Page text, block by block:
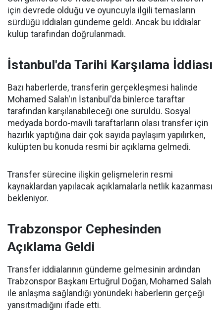
için devrede olduğu ve oyuncuyla ilgili temasların
sürdüğü iddiaları gündeme geldi. Ancak bu iddialar
kulüp tarafından doğrulanmadı.
İstanbul'da Tarihi Karşılama İddiası
Bazı haberlerde, transferin gerçekleşmesi halinde
Mohamed Salah'ın İstanbul'da binlerce taraftar
tarafından karşılanabileceği öne sürüldü. Sosyal
medyada bordo-mavili taraftarların olası transfer için
hazırlık yaptığına dair çok sayıda paylaşım yapılırken,
kulüpten bu konuda resmi bir açıklama gelmedi.
Transfer sürecine ilişkin gelişmelerin resmi
kaynaklardan yapılacak açıklamalarla netlik kazanması
bekleniyor.
Trabzonspor Cephesinden
Açıklama Geldi
Transfer iddialarının gündeme gelmesinin ardından
Trabzonspor Başkanı Ertuğrul Doğan, Mohamed Salah
ile anlaşma sağlandığı yönündeki haberlerin gerçeği
yansıtmadığını ifade etti.